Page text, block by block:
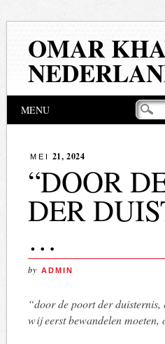
OMAR
Hoofdmenu
MENU
MEI 21, 2024
“DOOR
DER
…
by ADMIN
“door de poort der duisternis,
wij eerst bewandelen moeten,